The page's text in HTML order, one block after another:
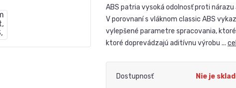
ABS patria vysoká odolnosť proti
V porovnaní s vláknom classic ABS
vylepšené parametre spracovania,
ktoré doprevádzajú aditívnu výrobu ...
Dostupnosť Nie je